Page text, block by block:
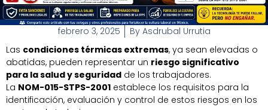
febrero 3, 2025 ByAsdrubal Urrutia
Las condiciones térmicas extremas, ya sean elevadas o
abatidas, pueden representar un riesgo significativo
para la salud y seguridad de los trabajadores.
La NOM-015-STPS-2001 establece los requisitos para la
identificación, evaluación y control de estos riesgos en los